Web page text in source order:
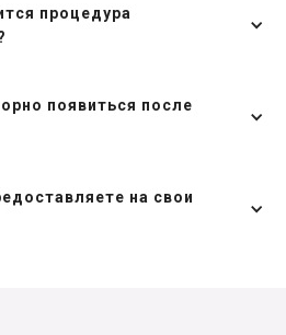
процедура
появиться после
на свои